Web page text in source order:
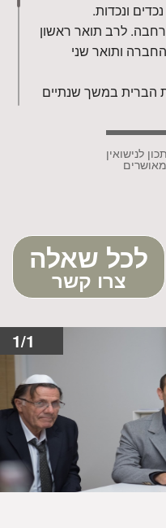
ונכדות.
לרב תואר ראשון
ותואר שני
הברית במשך שנתיים
הספר היסודי
של מחוז תל אביב
תורה" על פרשיות
ותורה, "אור
ופרשת השבוע.
עורך יותר מחופה
לשיקול בני הזוג.
לנישואין
מאושרים
לכל שאלה
צרו קשר
1/1